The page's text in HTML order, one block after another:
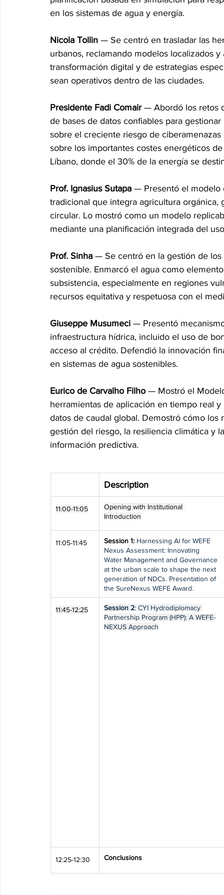
en los sistemas de agua y energía.
Nicola Tollin — Se centró en trasladar las
urbanos, reclamando modelos localizados
transformación digital y de estrategias
sean operativos dentro de las ciudades.
Presidente Fadi Comair — Abordó los retos
de bases de datos confiables para
sobre el creciente riesgo de
sobre los importantes costes energéticos
Líbano, donde el 30% de la energía se
Prof. Ignasius Sutapa — Presentó el modelo
tradicional que integra agricultura
circular. Lo mostró como un modelo
mediante una planificación integrada del
Prof. Sinha — Se centró en la gestión de
sostenible. Enmarcó el agua como
subsistencia, especialmente en regiones
recursos equitativa y respetuosa con el
Giuseppe Musumeci — Presentó
infraestructura hídrica, incluido el uso de
acceso al crédito. Defendió la innovación
en sistemas de agua sostenibles.
Eurico de Carvalho Filho — Mostró el
herramientas de aplicación en tiempo real
datos de caudal global. Demostró cómo
gestión del riesgo, la resiliencia climática y
información predictiva.
Description
11:00-11:05
Opening with Institutional
Introduction
11:05-11:45 Session 1: Harnessing AI for WEFE
Nexus Assessment: Innovating
Water Management and Governance
at the urban scale to shape the next
generation of NDCs. Presentation of
the SureNexus WEFE Award.
11:45-12:25 Session 2: CYI Hydrodiplomacy
Partnership Program (HPP): A WEFE-
NEXUS Approach
12:25-12:30 Conclusions